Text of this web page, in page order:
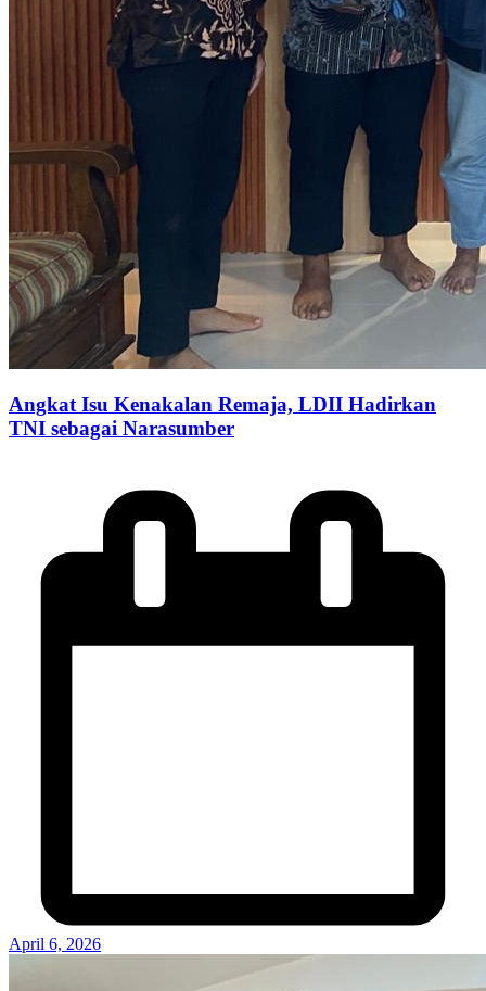
Angkat Isu Kenakalan Remaja, LDII Hadirkan
TNI sebagai Narasumber
April 6, 2026